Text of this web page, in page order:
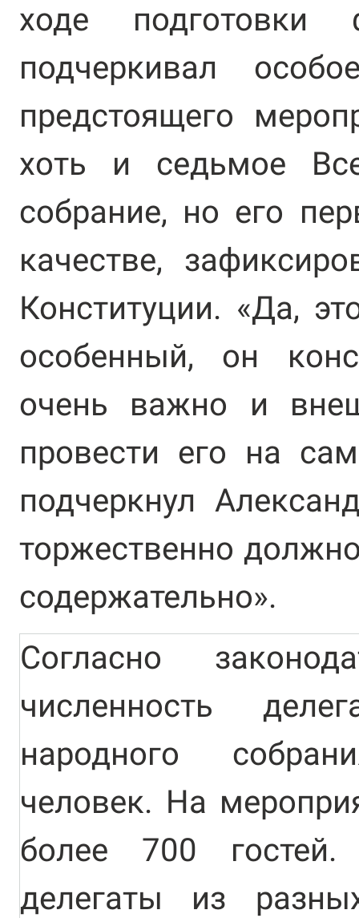
ходе подготовки
подчеркивал
предстоящего
хоть и седьмое
собрание, но его
качестве,
Конституции. «Да,
особенный, он
очень важно и
провести его на
подчеркнул
торжественно
содержательно».
Согласно
численность
народного
человек. На
более 700
делегаты из